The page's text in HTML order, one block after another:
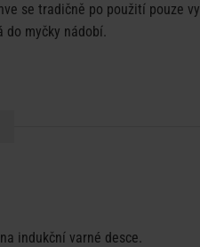
se tradičně po použití pouze
do myčky nádobí.
indukční varné desce.